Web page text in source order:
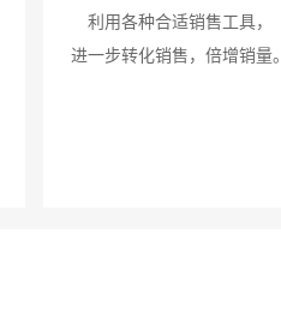
利用各种合适销售工具，
进一步转化销售，倍增销量。